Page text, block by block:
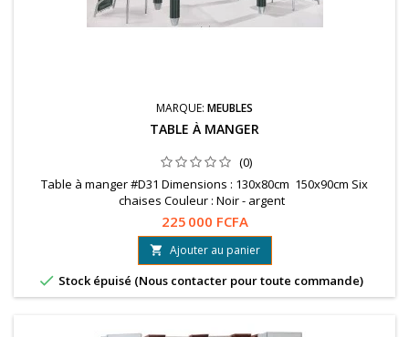
MARQUE: MEUBLES
TABLE À MANGER
(0)
Table à manger #D31 Dimensions : 130x80cm 150x90cm Six
chaises Couleur : Noir - argent
225 000 FCFA
 Ajouter au panier
 Stock épuisé (Nous contacter pour toute commande)